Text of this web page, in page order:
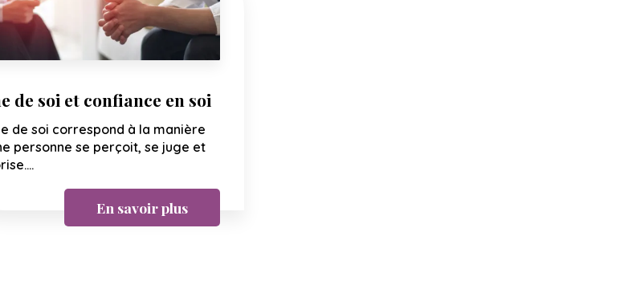
de soi et confiance en soi
de soi correspond à la manière
personne se perçoit, se juge et
En savoir plus